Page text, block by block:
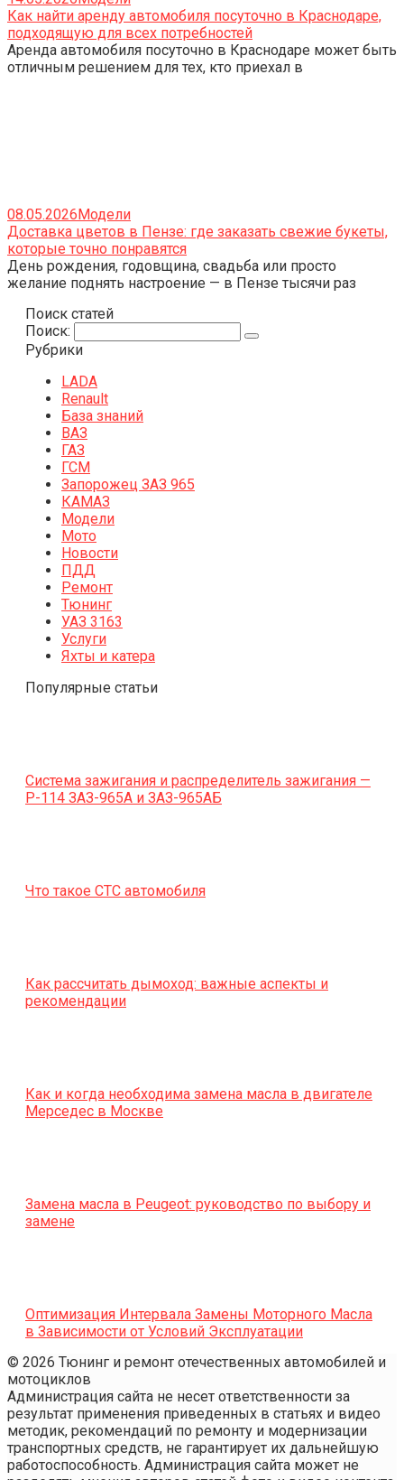
Как найти аренду автомобиля посуточно в Краснодаре,
подходящую для всех потребностей
Аренда автомобиля посуточно в Краснодаре может быть
отличным решением для тех, кто приехал в
08.05.2026Модели
Доставка цветов в Пензе: где заказать свежие букеты,
которые точно понравятся
День рождения, годовщина, свадьба или просто
желание поднять настроение — в Пензе тысячи раз
Поиск статей
Поиск:
Рубрики
LADA
Renault
База знаний
ВАЗ
ГАЗ
ГСМ
Запорожец ЗАЗ 965
КАМАЗ
Модели
Мото
Новости
ПДД
Ремонт
Тюнинг
УАЗ 3163
Услуги
Яхты и катера
Популярные статьи
Система зажигания и распределитель зажигания —
Р-114 ЗАЗ-965А и ЗАЗ-965АБ
Что такое СТС автомобиля
Как рассчитать дымоход: важные аспекты и
рекомендации
Как и когда необходима замена масла в двигателе
Мерседес в Москве
Замена масла в Peugeot: руководство по выбору и
замене
Оптимизация Интервала Замены Моторного Масла
в Зависимости от Условий Эксплуатации
© 2026 Тюнинг и ремонт отечественных автомобилей и
мотоциклов
Администрация сайта не несет ответственности за
результат применения приведенных в статьях и видео
методик, рекомендаций по ремонту и модернизации
транспортных средств, не гарантирует их дальнейшую
работоспособность. Администрация сайта может не